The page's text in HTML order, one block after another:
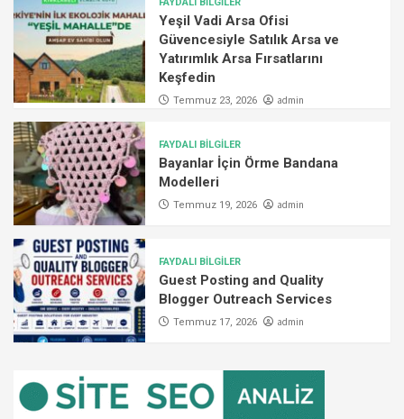
FAYDALI BİLGİLER
Yeşil Vadi Arsa Ofisi
Güvencesiyle Satılık Arsa ve
Yatırımlık Arsa Fırsatlarını
Keşfedin
Temmuz 23, 2026 admin
FAYDALI BİLGİLER
Bayanlar İçin Örme Bandana
Modelleri
Temmuz 19, 2026 admin
FAYDALI BİLGİLER
Guest Posting and Quality
Blogger Outreach Services
Temmuz 17, 2026 admin